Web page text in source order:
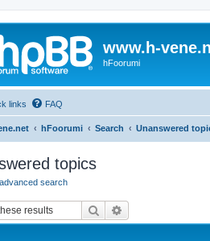
www.h-
hFoorumi
links FAQ
hFoorumi Search Unanswered
topics
search
Search